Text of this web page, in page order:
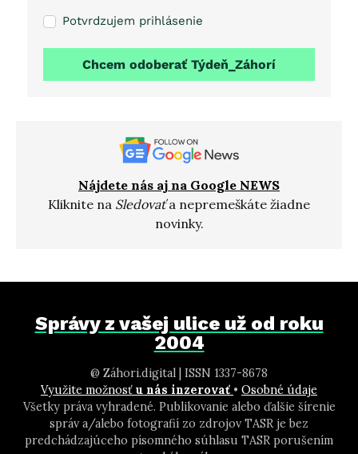
Potvrdzujem prihlásenie
Chcem odoberať Týdeň_Záhorí
Nájdete nás aj na Google NEWS
Kliknite na Sledovaťa nepremeškáte žiadne
novinky.
Správy z vašej ulice už od roku
2004
@ Záhori.digital | ISSN 1337-8678
Využite možnosť u nás inzerovať • Osobné údaje
Všetky práva vyhradené. Publikovanie alebo ďalšie šírenie
správ a/alebo fotografií zo zdrojov TASR je bez
predchádzajúceho písomného súhlasu TASR porušením